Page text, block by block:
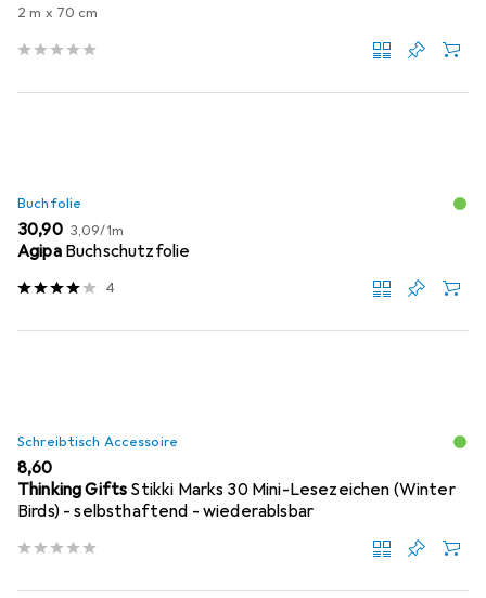
2 m x 70 cm
Buchfolie
EUR
30,90 EUR
3,09/1m
Agipa Buchschutzfolie
4
Schreibtisch Accessoire
EUR
8,60
Thinking Gifts Stikki Marks 30 Mini-Lesezeichen (Winter
Birds) - selbsthaftend - wiederablsbar